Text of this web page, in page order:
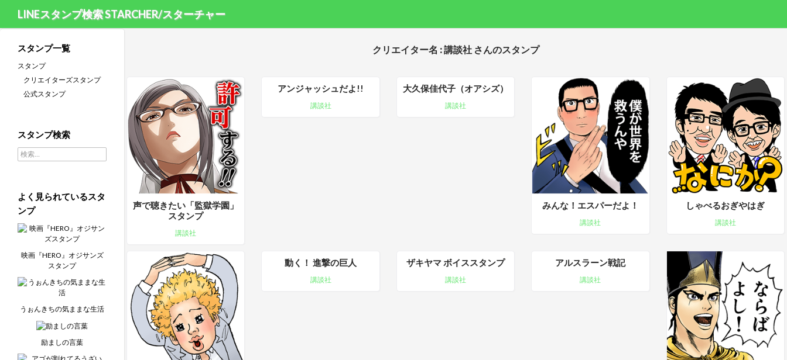
LINEスタンプ検索 STARCHER/スターチャー
クリエイター名 : 講談社 さんのスタンプ
声で聴きたい「監獄学園」
スタンプ
講談社
アンジャッシュだよ!!
講談社
大久保佳代子（オアシズ）
講談社
みんな！エスパーだよ！
講談社
しゃべるおぎやはぎ
講談社
動く！ 進撃の巨人
講談社
ザキヤマ ボイススタンプ
講談社
アルスラーン戦記
講談社
スタンプ一覧
スタンプ
クリエイターズスタンプ
公式スタンプ
スタンプ検索
検索:
よく見られているスタ
ンプ
映画『HERO』オジサンズ
スタンプ
うぉんきちの気ままな生活
励ましの言葉